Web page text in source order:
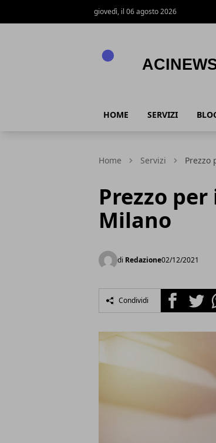
giovedì, il 06 agosto 2026
HOME SERVIZI
Home Servizi Prezzo
Prezzo
Milano
di Redazione02/12/2021
Condividi FacebookTwitter